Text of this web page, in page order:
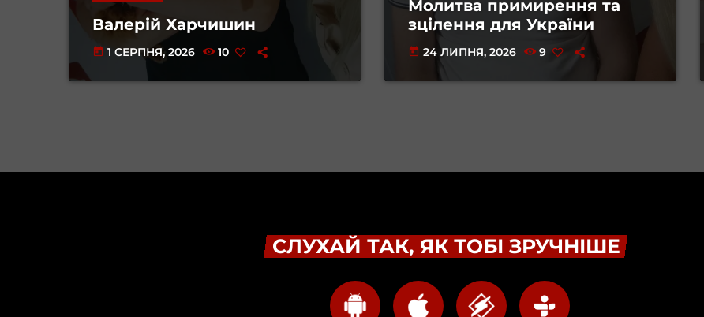
Валерій Харчишин
today 1 СЕРПНЯ, 2026 10
Молитва примирення та
зцілення для України
today 24 ЛИПНЯ, 2026 9
СЛУХАЙ ТАК, ЯК ТОБІ ЗРУЧНІШЕ